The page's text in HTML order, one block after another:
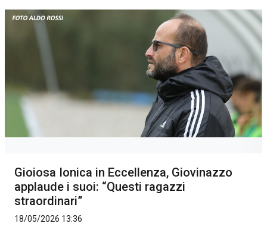
Gioiosa Ionica in Eccellenza, Giovinazzo
applaude i suoi: “Questi ragazzi
straordinari”
18/05/2026 13:36